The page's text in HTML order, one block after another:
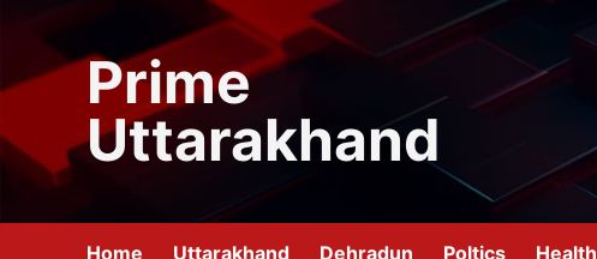
content
Prime
Uttarakhand
Home Uttarakhand Dehradun Poltics Health